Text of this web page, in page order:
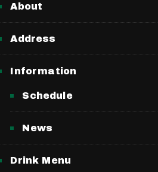
About
Address
Information
Schedule
News
Drink Menu